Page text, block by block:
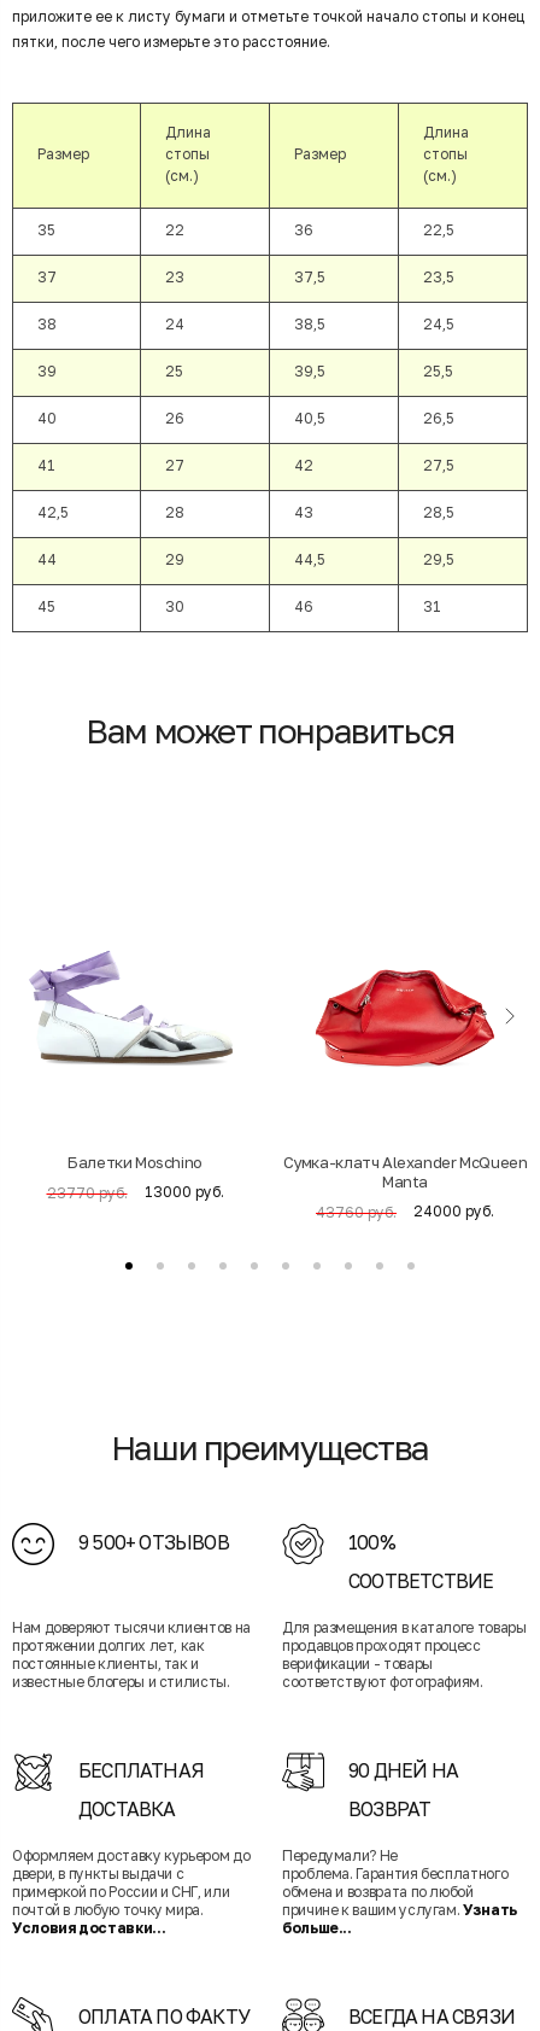
приложите ее к листу бумаги и отметьте точкой начало стопы и конец
пятки, после чего измерьте это расстояние.
Размер
Длина
стопы
(см.)
Размер
Длина
стопы
(см.)
35 22 36 22,5
37 23 37,5 23,5
38 24 38,5 24,5
39 25 39,5 25,5
40 26 40,5 26,5
41 27 42 27,5
42,5 28 43 28,5
44 29 44,5 29,5
45 30 46 31
Вам может понравиться
Балетки Moschino
23770 руб. 13000 руб.
Cумка-клатч Alexander McQueen
Manta
43760 руб. 24000 руб.
Наши преимущества
9 500+ ОТЗЫВОВ
Нам доверяют тысячи клиентов на
протяжении долгих лет, как
постоянные клиенты, так и
известные блогеры и стилисты.
100%
СООТВЕТСТВИЕ
Для размещения в каталоге товары
продавцов проходят процесс
верификации - товары
соответствуют фотографиям.
БЕСПЛАТНАЯ
ДОСТАВКА
Оформляем доставку курьером до
двери, в пункты выдачи с
примеркой по России и СНГ, или
почтой в любую точку мира.
Условия доставки...
90 ДНЕЙ НА
ВОЗВРАТ
Передумали? Не
проблема. Гарантия бесплатного
обмена и возврата по любой
причине к вашим услугам. Узнать
больше...
ОПЛАТА ПО ФАКТУ ВСЕГДА НА СВЯЗИ